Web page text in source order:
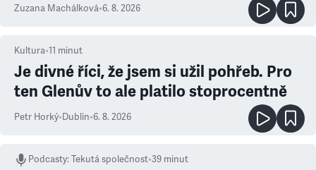
Zuzana Machálková•6. 8. 2026
Kultura•11 minut
Je divné říci, že jsem si užil pohřeb. Pro
ten Glenův to ale platilo stoprocentně
Petr Horký•Dublin•6. 8. 2026
Podcasty:Tekutá společnost•39 minut